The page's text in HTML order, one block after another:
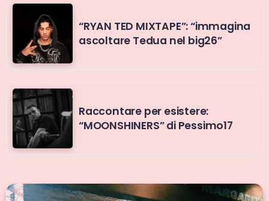
“RYAN TED MIXTAPE”: “immagina
ascoltare Tedua nel big26”
Raccontare per esistere:
“MOONSHINERS” di Pessimo17